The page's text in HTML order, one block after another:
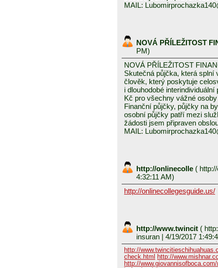
MAIL:
NOVÁ PŘÍLEŽITOST
PM)
NOVÁ PŘÍLEŽITOST
Skutečná půjčka, která
člověk, který poskytuje
i dlouhodobé
Kč pro všechny vážné
Finanční půjčky, půjčky na
osobní půjčky patří mezi
žádosti jsem připraven
MAIL:
http://onlinecolle (
4:32:11 AM)
http://onlinecollegesguide.us/
http://www.twincit (
insuran | 4/19/2017
http://
check.html
http://
http://